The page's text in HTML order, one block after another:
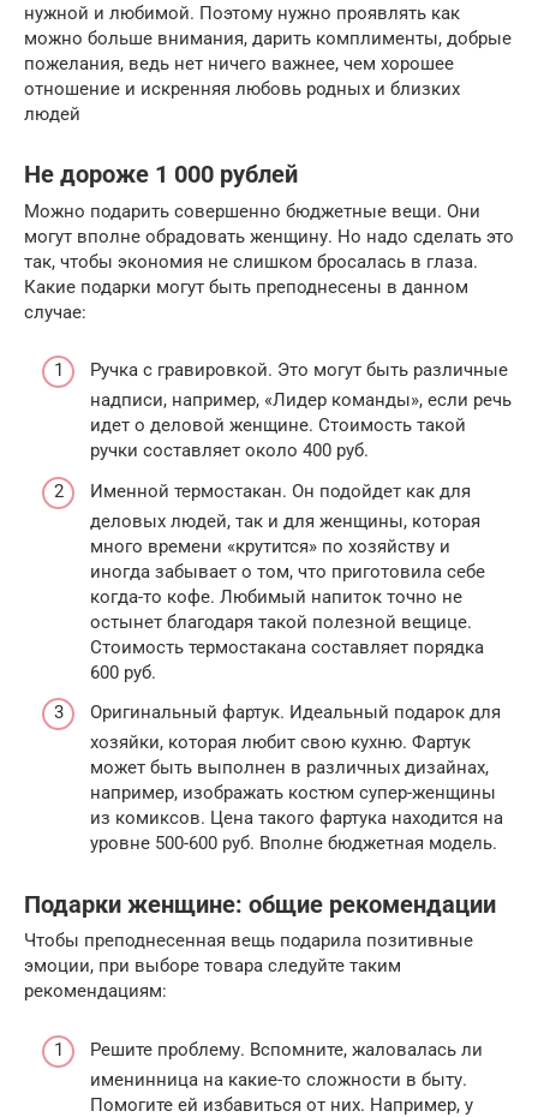
нужной и любимой. Поэтому нужно проявлять как
можно больше внимания, дарить комплименты, добрые
пожелания, ведь нет ничего важнее, чем хорошее
отношение и искренняя любовь родных и близких
людей
Не дороже 1 000 рублей
Можно подарить совершенно бюджетные вещи. Они
могут вполне обрадовать женщину. Но надо сделать это
так, чтобы экономия не слишком бросалась в глаза.
Какие подарки могут быть преподнесены в данном
случае:
Ручка с гравировкой. Это могут быть различные
надписи, например, «Лидер команды», если речь
идет о деловой женщине. Стоимость такой
ручки составляет около 400 руб.
Именной термостакан. Он подойдет как для
деловых людей, так и для женщины, которая
много времени «крутится» по хозяйству и
иногда забывает о том, что приготовила себе
когда-то кофе. Любимый напиток точно не
остынет благодаря такой полезной вещице.
Стоимость термостакана составляет порядка
600 руб.
Оригинальный фартук. Идеальный подарок для
хозяйки, которая любит свою кухню. Фартук
может быть выполнен в различных дизайнах,
например, изображать костюм супер-женщины
из комиксов. Цена такого фартука находится на
уровне 500-600 руб. Вполне бюджетная модель.
Подарки женщине: общие рекомендации
Чтобы преподнесенная вещь подарила позитивные
эмоции, при выборе товара следуйте таким
рекомендациям:
Решите проблему. Вспомните, жаловалась ли
именинница на какие-то сложности в быту.
Помогите ей избавиться от них. Например, у